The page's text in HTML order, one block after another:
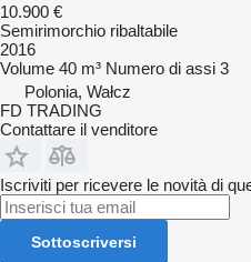
10.900 €
Semirimorchio ribaltabile
2016
Volume 40 m³ Numero di assi 3
Polonia, Wałcz
FD TRADING
Contattare il venditore
Iscriviti per ricevere le novità di
Sottoscriversi